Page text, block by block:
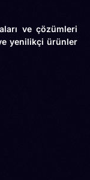
ve çözümleri
yenilikçi ürünler